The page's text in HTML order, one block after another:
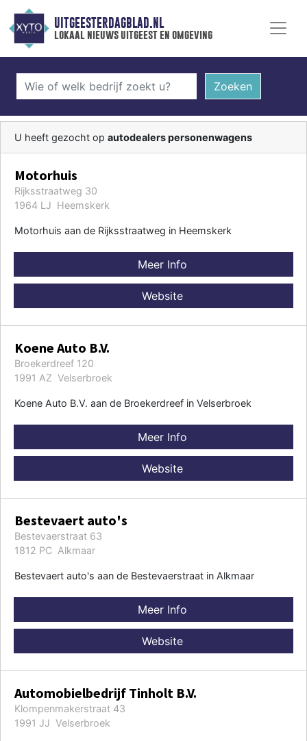
UITGEESTERDAGBLAD.NL
lokaal nieuws uitgeest en omgeving
Zoeken
U heeft gezocht op autodealers personenwagens
Motorhuis
Rijksstraatweg 30
1964 LJ Heemskerk
Motorhuis aan de Rijksstraatweg in Heemskerk
Meer Info
Website
Koene Auto B.V.
Broekerdreef 120
1991 AZ Velserbroek
Koene Auto B.V. aan de Broekerdreef in Velserbroek
Meer Info
Website
Bestevaert auto's
Bestevaerstraat 63
1812 PC Alkmaar
Bestevaert auto's aan de Bestevaerstraat in Alkmaar
Meer Info
Website
Automobielbedrijf Tinholt B.V.
Klompenmakerstraat 43
1991 JJ Velserbroek